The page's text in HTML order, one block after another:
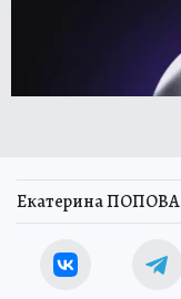
Екатерина ПОПОВА